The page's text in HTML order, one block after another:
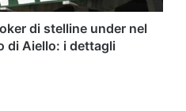
di stelline under nel
di Aiello: i dettagli